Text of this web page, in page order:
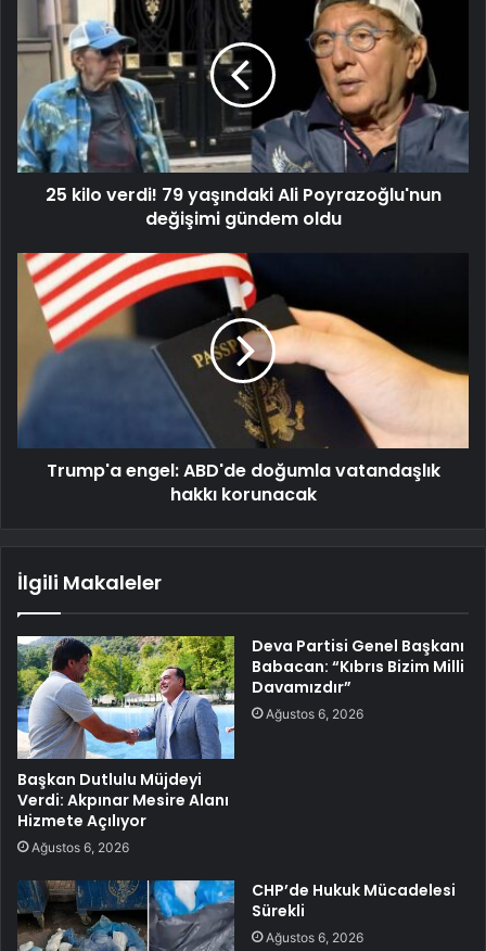
25 kilo verdi! 79 yaşındaki Ali Poyrazoğlu'nun
değişimi gündem oldu
Trump'a engel: ABD'de doğumla vatandaşlık
hakkı korunacak
İlgili Makaleler
Başkan Dutlulu Müjdeyi
Verdi: Akpınar Mesire Alanı
Hizmete Açılıyor
Ağustos 6, 2026
Deva Partisi Genel Başkanı
Babacan: “Kıbrıs Bizim Milli
Davamızdır”
Ağustos 6, 2026
CHP’de Hukuk Mücadelesi
Sürekli
Ağustos 6, 2026